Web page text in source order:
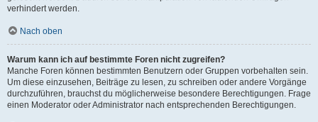
verhindert werden.
Nach oben
Warum kann ich auf bestimmte Foren nicht zugreifen?
Manche Foren können bestimmten Benutzern oder Gruppen vorbehalten sein.
Um diese einzusehen, Beiträge zu lesen, zu schreiben oder andere Vorgänge
durchzuführen, brauchst du möglicherweise besondere Berechtigungen. Frage
einen Moderator oder Administrator nach entsprechenden Berechtigungen.